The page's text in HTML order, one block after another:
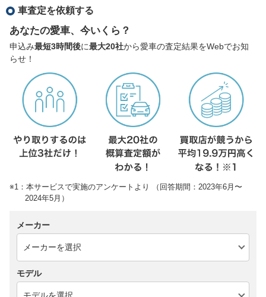
車査定を依頼する
あなたの愛車、今いくら？
申込み最短3時間後に最大20社から愛車の査定結果をWebでお知
らせ！
※1：本サービスで実施のアンケートより （回答期間：2023年6月〜
2024年5月）
メーカー
モデル